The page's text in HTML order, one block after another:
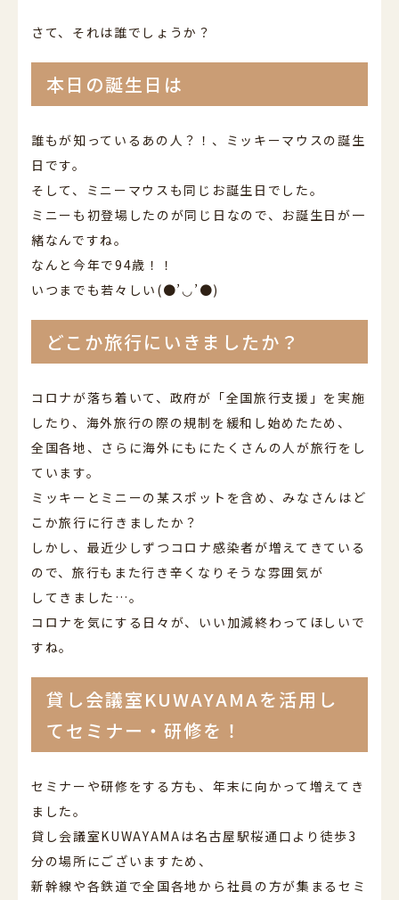
さて、それは誰でしょうか？
本日の誕生日は
誰もが知っているあの人？！、ミッキーマウスの誕生
日です。
そして、ミニーマウスも同じお誕生日でした。
ミニーも初登場したのが同じ日なので、お誕生日が一
緒なんですね。
なんと今年で94歳！！
いつまでも若々しい(●’◡’●)
どこか旅行にいきましたか？
コロナが落ち着いて、政府が「全国旅行支援」を実施
したり、海外旅行の際の規制を緩和し始めたため、
全国各地、さらに海外にもにたくさんの人が旅行をし
ています。
ミッキーとミニーの某スポットを含め、みなさんはど
こか旅行に行きましたか？
しかし、最近少しずつコロナ感染者が増えてきている
ので、旅行もまた行き辛くなりそうな雰囲気が
してきました…。
コロナを気にする日々が、いい加減終わってほしいで
すね。
貸し会議室KUWAYAMAを活用し
てセミナー・研修を！
セミナーや研修をする方も、年末に向かって増えてき
ました。
貸し会議室KUWAYAMAは名古屋駅桜通口より徒歩3
分の場所にございますため、
新幹線や各鉄道で全国各地から社員の方が集まるセミ